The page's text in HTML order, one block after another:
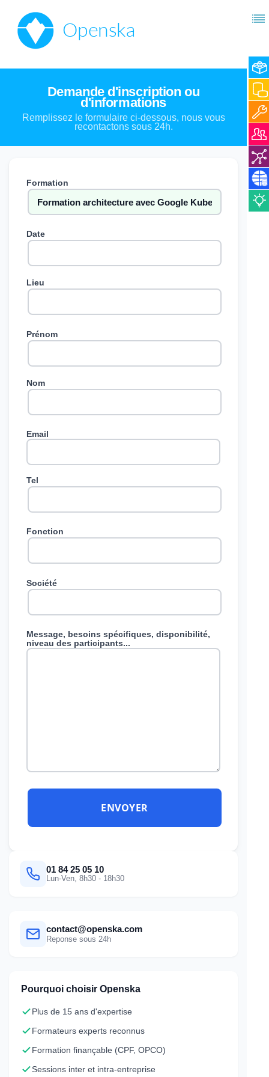
Demande d'inscription ou
d'informations
Remplissez le formulaire ci-dessous, nous vous
recontactons sous 24h.
Formation
Date
Lieu
Prénom
Nom
Email
Tel
Fonction
Société
Message, besoins spécifiques, disponibilité,
niveau des participants...
01 84 25 05 10
Lun-Ven, 8h30 - 18h30
contact@openska.com
Reponse sous 24h
Pourquoi choisir Openska
Plus de 15 ans d'expertise
Formateurs experts reconnus
Formation finançable (CPF, OPCO)
Sessions inter et intra-entreprise